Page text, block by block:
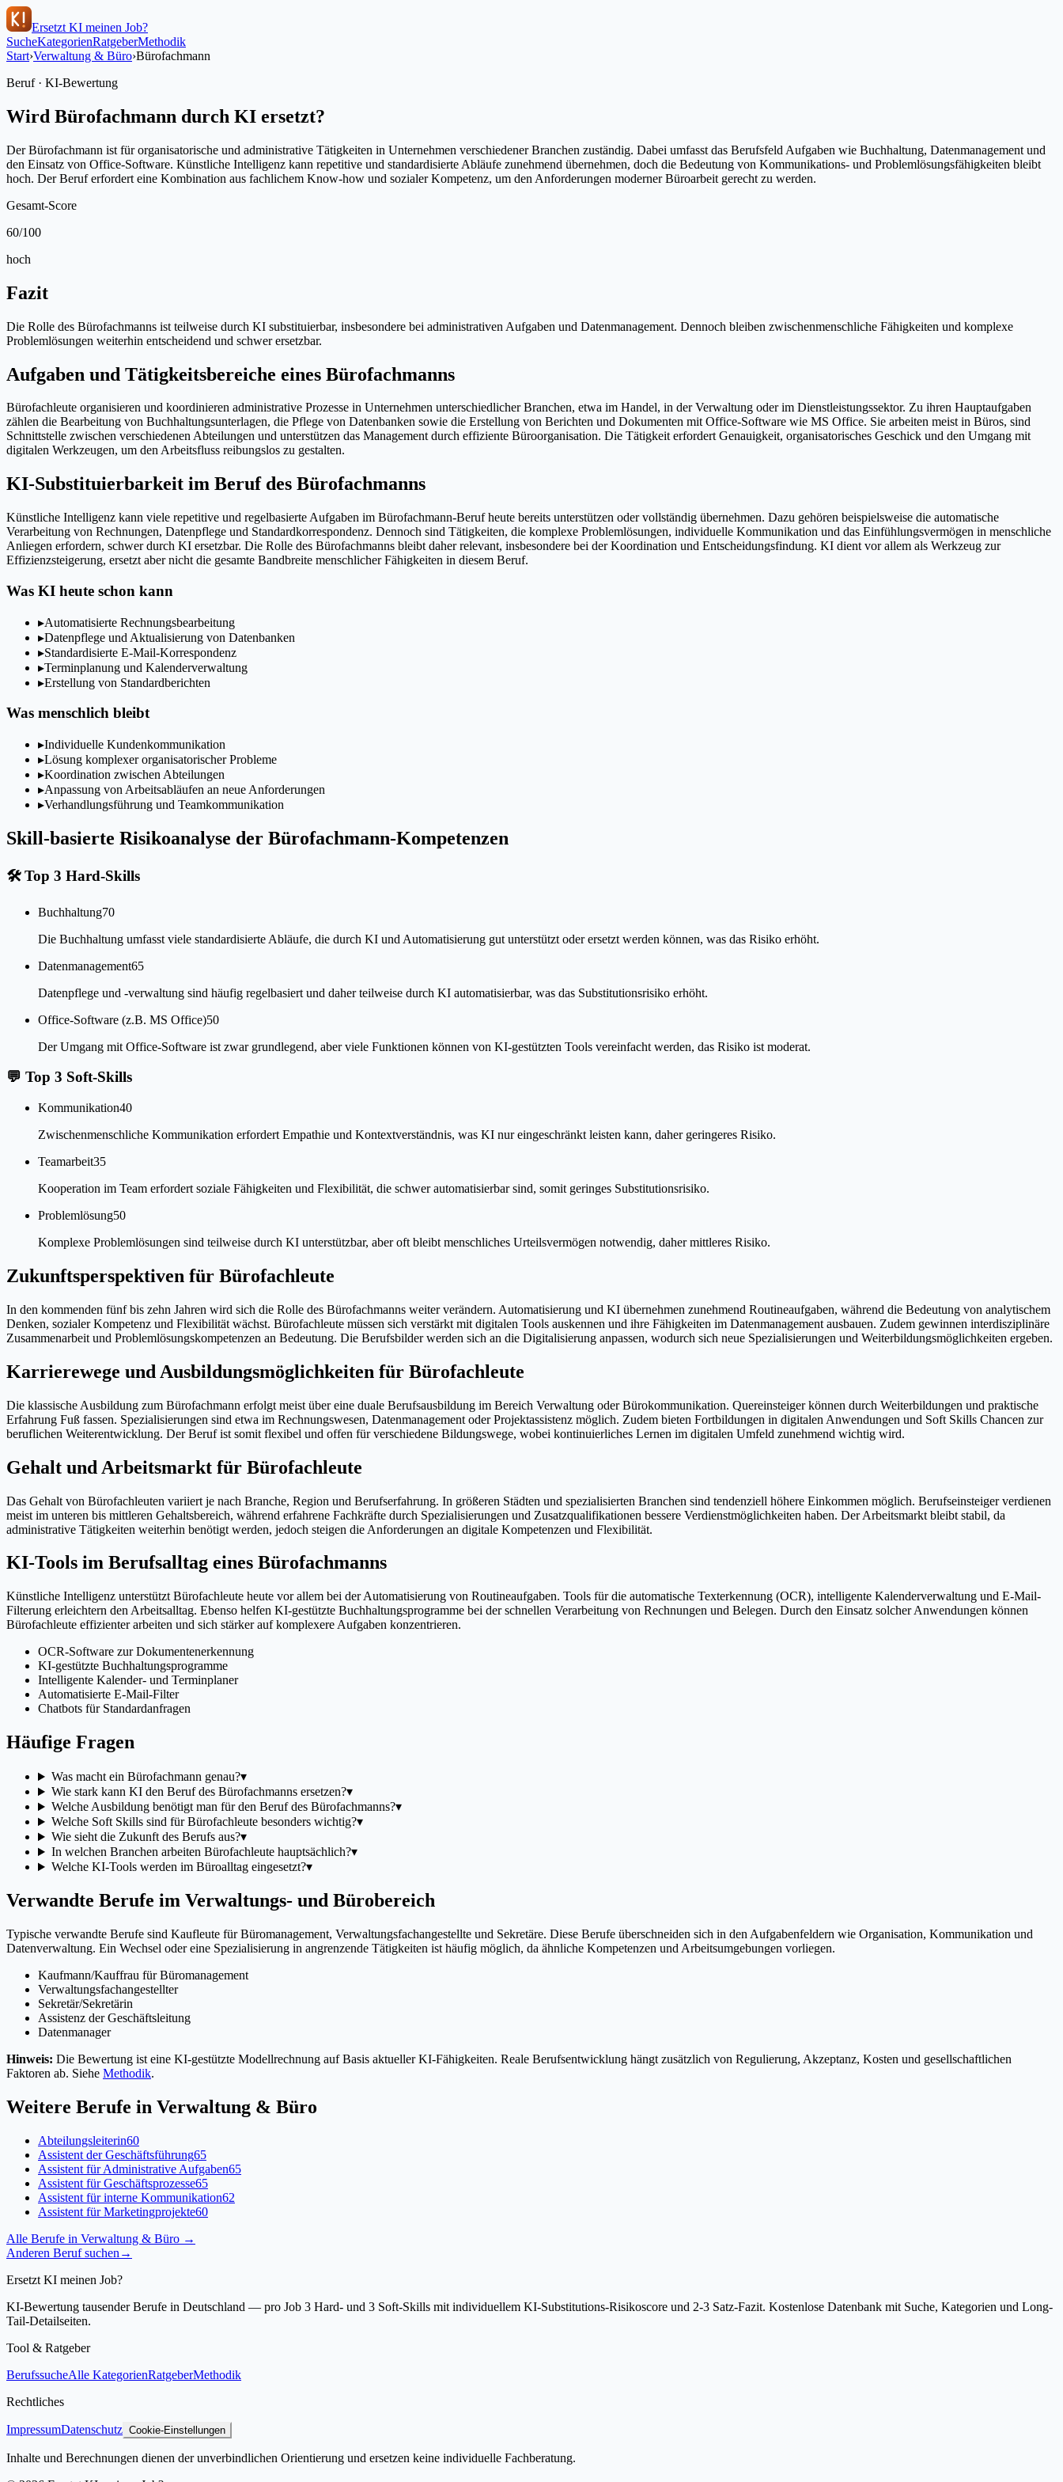
Ersetzt KI meinen Job?
SucheKategorienRatgeberMethodik
Start›Verwaltung & Büro›Bürofachmann
Beruf · KI-Bewertung
Wird Bürofachmann durch KI ersetzt?
Der Bürofachmann ist für organisatorische und administrative Tätigkeiten in Unternehmen verschiedener Branchen zuständig. Dabei umfasst das Berufsfeld Aufgaben wie Buchhaltung, Datenmanagement und
den Einsatz von Office-Software. Künstliche Intelligenz kann repetitive und standardisierte Abläufe zunehmend übernehmen, doch die Bedeutung von Kommunikations- und Problemlösungsfähigkeiten bleibt
hoch. Der Beruf erfordert eine Kombination aus fachlichem Know-how und sozialer Kompetenz, um den Anforderungen moderner Büroarbeit gerecht zu werden.
Gesamt-Score
60/100
hoch
Fazit
Die Rolle des Bürofachmanns ist teilweise durch KI substituierbar, insbesondere bei administrativen Aufgaben und Datenmanagement. Dennoch bleiben zwischenmenschliche Fähigkeiten und komplexe
Problemlösungen weiterhin entscheidend und schwer ersetzbar.
Aufgaben und Tätigkeitsbereiche eines Bürofachmanns
Bürofachleute organisieren und koordinieren administrative Prozesse in Unternehmen unterschiedlicher Branchen, etwa im Handel, in der Verwaltung oder im Dienstleistungssektor. Zu ihren Hauptaufgaben
zählen die Bearbeitung von Buchhaltungsunterlagen, die Pflege von Datenbanken sowie die Erstellung von Berichten und Dokumenten mit Office-Software wie MS Office. Sie arbeiten meist in Büros, sind
Schnittstelle zwischen verschiedenen Abteilungen und unterstützen das Management durch effiziente Büroorganisation. Die Tätigkeit erfordert Genauigkeit, organisatorisches Geschick und den Umgang mit
digitalen Werkzeugen, um den Arbeitsfluss reibungslos zu gestalten.
KI-Substituierbarkeit im Beruf des Bürofachmanns
Künstliche Intelligenz kann viele repetitive und regelbasierte Aufgaben im Bürofachmann-Beruf heute bereits unterstützen oder vollständig übernehmen. Dazu gehören beispielsweise die automatische
Verarbeitung von Rechnungen, Datenpflege und Standardkorrespondenz. Dennoch sind Tätigkeiten, die komplexe Problemlösungen, individuelle Kommunikation und das Einfühlungsvermögen in menschliche
Anliegen erfordern, schwer durch KI ersetzbar. Die Rolle des Bürofachmanns bleibt daher relevant, insbesondere bei der Koordination und Entscheidungsfindung. KI dient vor allem als Werkzeug zur
Effizienzsteigerung, ersetzt aber nicht die gesamte Bandbreite menschlicher Fähigkeiten in diesem Beruf.
Was KI heute schon kann
▸Automatisierte Rechnungsbearbeitung
▸Datenpflege und Aktualisierung von Datenbanken
▸Standardisierte E-Mail-Korrespondenz
▸Terminplanung und Kalenderverwaltung
▸Erstellung von Standardberichten
Was menschlich bleibt
▸Individuelle Kundenkommunikation
▸Lösung komplexer organisatorischer Probleme
▸Koordination zwischen Abteilungen
▸Anpassung von Arbeitsabläufen an neue Anforderungen
▸Verhandlungsführung und Teamkommunikation
Skill-basierte Risikoanalyse der Bürofachmann-Kompetenzen
🛠Top 3 Hard-Skills
Buchhaltung70
Die Buchhaltung umfasst viele standardisierte Abläufe, die durch KI und Automatisierung gut unterstützt oder ersetzt werden können, was das Risiko erhöht.
Datenmanagement65
Datenpflege und -verwaltung sind häufig regelbasiert und daher teilweise durch KI automatisierbar, was das Substitutionsrisiko erhöht.
Office-Software (z.B. MS Office)50
Der Umgang mit Office-Software ist zwar grundlegend, aber viele Funktionen können von KI-gestützten Tools vereinfacht werden, das Risiko ist moderat.
💬 Top 3 Soft-Skills
Kommunikation40
Zwischenmenschliche Kommunikation erfordert Empathie und Kontextverständnis, was KI nur eingeschränkt leisten kann, daher geringeres Risiko.
Teamarbeit35
Kooperation im Team erfordert soziale Fähigkeiten und Flexibilität, die schwer automatisierbar sind, somit geringes Substitutionsrisiko.
Problemlösung50
Komplexe Problemlösungen sind teilweise durch KI unterstützbar, aber oft bleibt menschliches Urteilsvermögen notwendig, daher mittleres Risiko.
Zukunftsperspektiven für Bürofachleute
In den kommenden fünf bis zehn Jahren wird sich die Rolle des Bürofachmanns weiter verändern. Automatisierung und KI übernehmen zunehmend Routineaufgaben, während die Bedeutung von analytischem
Denken, sozialer Kompetenz und Flexibilität wächst. Bürofachleute müssen sich verstärkt mit digitalen Tools auskennen und ihre Fähigkeiten im Datenmanagement ausbauen. Zudem gewinnen interdisziplinäre
Zusammenarbeit und Problemlösungskompetenzen an Bedeutung. Die Berufsbilder werden sich an die Digitalisierung anpassen, wodurch sich neue Spezialisierungen und Weiterbildungsmöglichkeiten ergeben.
Karrierewege und Ausbildungsmöglichkeiten für Bürofachleute
Die klassische Ausbildung zum Bürofachmann erfolgt meist über eine duale Berufsausbildung im Bereich Verwaltung oder Bürokommunikation. Quereinsteiger können durch Weiterbildungen und praktische
Erfahrung Fuß fassen. Spezialisierungen sind etwa im Rechnungswesen, Datenmanagement oder Projektassistenz möglich. Zudem bieten Fortbildungen in digitalen Anwendungen und Soft Skills Chancen zur
beruflichen Weiterentwicklung. Der Beruf ist somit flexibel und offen für verschiedene Bildungswege, wobei kontinuierliches Lernen im digitalen Umfeld zunehmend wichtig wird.
Gehalt und Arbeitsmarkt für Bürofachleute
Das Gehalt von Bürofachleuten variiert je nach Branche, Region und Berufserfahrung. In größeren Städten und spezialisierten Branchen sind tendenziell höhere Einkommen möglich. Berufseinsteiger verdienen
meist im unteren bis mittleren Gehaltsbereich, während erfahrene Fachkräfte durch Spezialisierungen und Zusatzqualifikationen bessere Verdienstmöglichkeiten haben. Der Arbeitsmarkt bleibt stabil, da
administrative Tätigkeiten weiterhin benötigt werden, jedoch steigen die Anforderungen an digitale Kompetenzen und Flexibilität.
KI-Tools im Berufsalltag eines Bürofachmanns
Künstliche Intelligenz unterstützt Bürofachleute heute vor allem bei der Automatisierung von Routineaufgaben. Tools für die automatische Texterkennung (OCR), intelligente Kalenderverwaltung und E-Mail-
Filterung erleichtern den Arbeitsalltag. Ebenso helfen KI-gestützte Buchhaltungsprogramme bei der schnellen Verarbeitung von Rechnungen und Belegen. Durch den Einsatz solcher Anwendungen können
Bürofachleute effizienter arbeiten und sich stärker auf komplexere Aufgaben konzentrieren.
OCR-Software zur Dokumentenerkennung
KI-gestützte Buchhaltungsprogramme
Intelligente Kalender- und Terminplaner
Automatisierte E-Mail-Filter
Chatbots für Standardanfragen
Häufige Fragen
Was macht ein Bürofachmann genau?▾
Wie stark kann KI den Beruf des Bürofachmanns ersetzen?▾
Welche Ausbildung benötigt man für den Beruf des Bürofachmanns?▾
Welche Soft Skills sind für Bürofachleute besonders wichtig?▾
Wie sieht die Zukunft des Berufs aus?▾
In welchen Branchen arbeiten Bürofachleute hauptsächlich?▾
Welche KI-Tools werden im Büroalltag eingesetzt?▾
Verwandte Berufe im Verwaltungs- und Bürobereich
Typische verwandte Berufe sind Kaufleute für Büromanagement, Verwaltungsfachangestellte und Sekretäre. Diese Berufe überschneiden sich in den Aufgabenfeldern wie Organisation, Kommunikation und
Datenverwaltung. Ein Wechsel oder eine Spezialisierung in angrenzende Tätigkeiten ist häufig möglich, da ähnliche Kompetenzen und Arbeitsumgebungen vorliegen.
Kaufmann/Kauffrau für Büromanagement
Verwaltungsfachangestellter
Sekretär/Sekretärin
Assistenz der Geschäftsleitung
Datenmanager
Hinweis: Die Bewertung ist eine KI-gestützte Modellrechnung auf Basis aktueller KI-Fähigkeiten. Reale Berufsentwicklung hängt zusätzlich von Regulierung, Akzeptanz, Kosten und gesellschaftlichen
Faktoren ab. Siehe Methodik.
Weitere Berufe in Verwaltung & Büro
Abteilungsleiterin60
Assistent der Geschäftsführung65
Assistent für Administrative Aufgaben65
Assistent für Geschäftsprozesse65
Assistent für interne Kommunikation62
Assistent für Marketingprojekte60
Alle Berufe in Verwaltung & Büro →
Anderen Beruf suchen →
Ersetzt KI meinen Job?
KI-Bewertung tausender Berufe in Deutschland — pro Job 3 Hard- und 3 Soft-Skills mit individuellem KI-Substitutions-Risikoscore und 2-3 Satz-Fazit. Kostenlose Datenbank mit Suche, Kategorien und Long-
Tail-Detailseiten.
Tool & Ratgeber
BerufssucheAlle KategorienRatgeberMethodik
Rechtliches
ImpressumDatenschutz Cookie-Einstellungen
Inhalte und Berechnungen dienen der unverbindlichen Orientierung und ersetzen keine individuelle Fachberatung.